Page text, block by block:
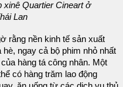
xinê Quartier Cineart ở
Lan
rằng nền kinh tế sản xuất
ngay cả bộ phim nhỏ nhất
hàng tá công nhân. Một
có hàng trăm lao động